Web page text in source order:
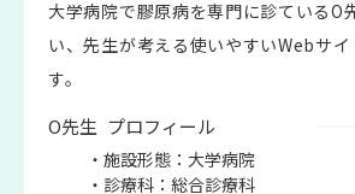
大学病院で膠原病を専門に診ているO
い、先生が考える使いやすいWebサ
す。
O先生 プロフィール
・施設形態：大学病院
・診療科：総合診療科